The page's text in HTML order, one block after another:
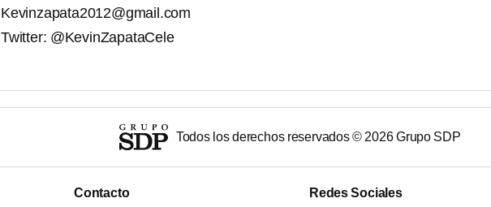
Kevinzapata2012@gmail.com
Twitter: @KevinZapataCele
Todos los derechos reservados © 2026Grupo SDP
Contacto Redes Sociales